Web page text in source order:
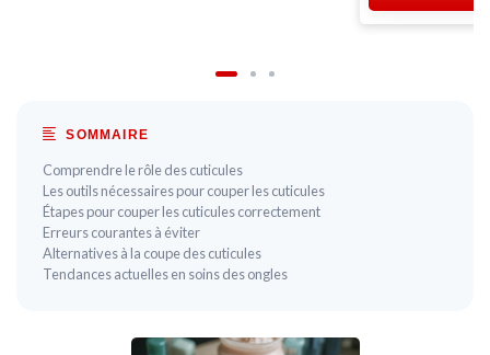
SOMMAIRE
Comprendre le rôle des cuticules
Les outils nécessaires pour couper les cuticules
Étapes pour couper les cuticules correctement
Erreurs courantes à éviter
Alternatives à la coupe des cuticules
Tendances actuelles en soins des ongles